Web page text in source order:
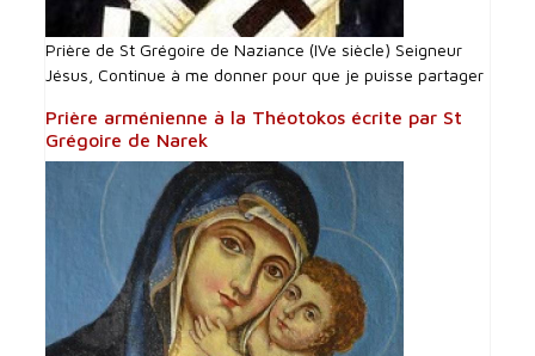
Prière de St Grégoire de Naziance (IVe siècle) Seigneur
Jésus, Continue à me donner pour que je puisse partager
Prière arménienne à la Théotokos écrite par St
Grégoire de Narek